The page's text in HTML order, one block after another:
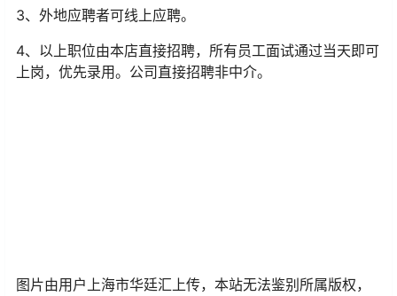
3、外地应聘者可线上应聘。
4、以上职位由本店直接招聘，所有员工面试通过当天即可
上岗，优先录用。公司直接招聘非中介。
图片由用户上海市华廷汇上传，本站无法鉴别所属版权，